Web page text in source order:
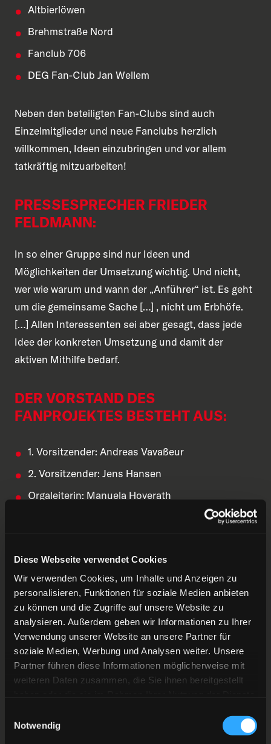
Diese Webseite verwendet Cookies
Wir verwenden Cookies, um Inhalte und Anzeigen zu
personalisieren, Funktionen für soziale Medien anbieten
zu können und die Zugriffe auf unsere Website zu
analysieren. Außerdem geben wir Informationen zu Ihrer
Verwendung unserer Website an unsere Partner für
soziale Medien, Werbung und Analysen weiter. Unsere
Partner führen diese Informationen möglicherweise mit
weiteren Daten zusammen, die Sie ihnen bereitgestellt
Notwendig
Altbierlöwen
Brehmstraße Nord
Fanclub 706
DEG Fan-Club Jan Wellem
Neben den beteiligten Fan-Clubs sind auch
Einzelmitglieder und neue Fanclubs herzlich
willkommen, Ideen einzubringen und vor allem
tatkräftig mitzuarbeiten!
PRESSESPRECHER FRIEDER
FELDMANN:
In so einer Gruppe sind nur Ideen und
Möglichkeiten der Umsetzung wichtig. Und nicht,
wer wie warum und wann der „Anführer“ ist. Es geht
um die gemeinsame Sache […] , nicht um Erbhöfe.
[…] Allen Interessenten sei aber gesagt, dass jede
Idee der konkreten Umsetzung und damit der
aktiven Mithilfe bedarf.
DER VORSTAND DES
FANPROJEKTES BESTEHT AUS:
1. Vorsitzender: Andreas Vavaßeur
2. Vorsitzender: Jens Hansen
Orgaleiterin: Manuela Hoverath
Beisitzer: Holger Billeb
Kontaktdaten:
Postfach 190118